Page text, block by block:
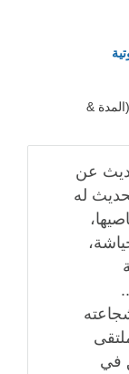
(المدة &
عن
له
في